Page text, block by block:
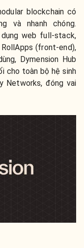
blockchain có
và nhanh chóng.
web full-stack,
(front-end),
Dymension Hub
cho toàn bộ hệ sinh
Networks, đóng vai